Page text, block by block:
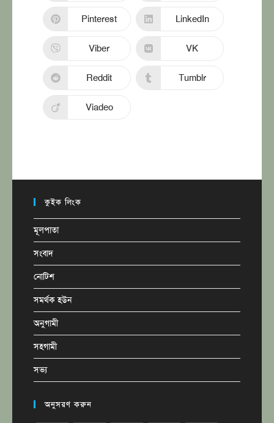
Pinterest LinkedIn
Viber VK
Reddit Tumblr
Viadeo
কুইক লিংক
মূলপাতা
সংবাদ
নোটিশ
সমর্থক হউন
অনুগামী
সহগামী
সভ্য
অনুসরণ করুন